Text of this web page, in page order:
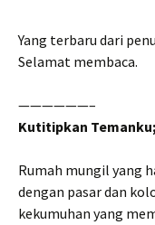
Yang terbaru dari
Selamat membaca.
——————–
Kutitipkan
Rumah mungil yang
dengan pasar dan
kekumuhan yang